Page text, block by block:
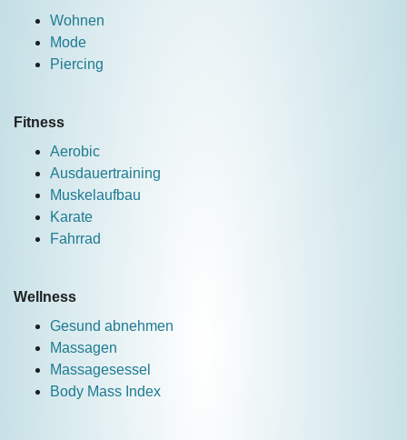
Wohnen
Mode
Piercing
Fitness
Aerobic
Ausdauertraining
Muskelaufbau
Karate
Fahrrad
Wellness
Gesund abnehmen
Massagen
Massagesessel
Body Mass Index